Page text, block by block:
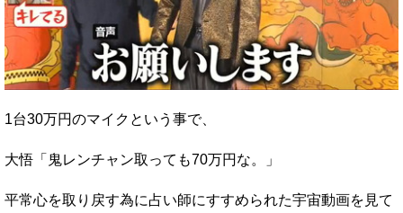
1台30万円のマイクという事で、
大悟「鬼レンチャン取っても70万円な。」
平常心を取り戻す為に占い師にすすめられた宇宙動画を見て